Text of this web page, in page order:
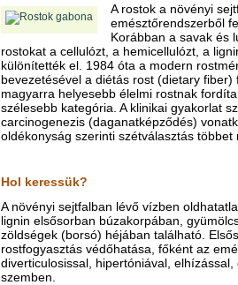
A rostok a növényi
emésztőrendszerből
Korábban a savak és
rostokat a cellulózt, a hemicellulózt, a
különítették el. 1984 óta a modern
bevezetésével a diétás rost (dietary
magyarra helyesebb élelmi rostnak
szélesebb kategória. A klinikai gyakorlat
carcinogenezis (daganatképződés)
oldékonyság szerinti szétválasztás többet
Hol keressük?
A növényi sejtfalban lévő vízben
lignin elsősorban búzakorpában,
zöldségek (borsó) héjában található.
rostfogyasztás védőhatása, főként az
diverticulosissal, hipertóniával,
szemben.